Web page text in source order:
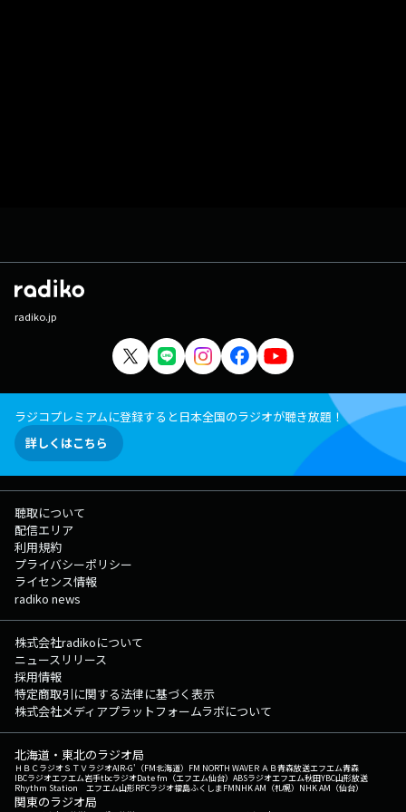
radiko.jp
ラジコプレミアムに登録すると日本全国のラジオが聴き放題！
詳しくはこちら
聴取について
配信エリア
利用規約
プライバシーポリシー
ライセンス情報
radiko news
株式会社radikoについて
ニュースリリース
採用情報
特定商取引に関する法律に基づく表示
株式会社メディアプラットフォームラボについて
北海道・東北のラジオ局
ＨＢＣラジオＳＴＶラジオAIR-G'（FM北海道） FM NORTH WAVEＲＡＢ青森放送エフエム青森
IBCラジオエフエム岩手tbcラジオDate fm（エフエム仙台） ABSラジオエフエム秋田YBC山形放送
Rhythm Station エフエム山形RFCラジオ福島ふくしまFMNHK AM（札幌） NHK AM（仙台）
関東のラジオ局